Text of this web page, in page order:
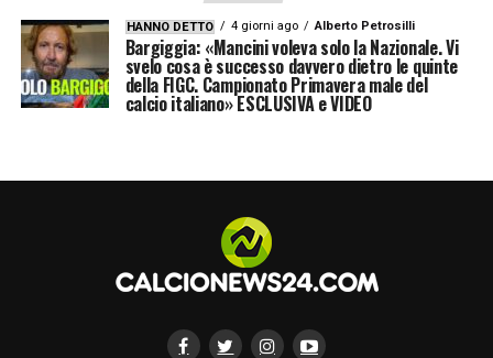
HANNO DETTO 4 giorni ago Alberto Petrosilli
Bargiggia: «Mancini voleva solo la Nazionale. Vi
svelo cosa è successo davvero dietro le quinte
della FIGC. Campionato Primavera male del
calcio italiano» ESCLUSIVA e VIDEO